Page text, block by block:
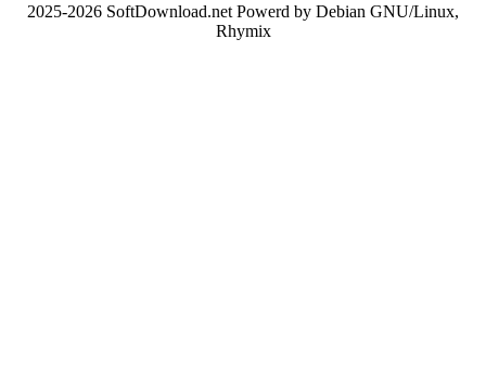
2025-2026 SoftDownload.net Powerd by Debian GNU/Linux,
Rhymix